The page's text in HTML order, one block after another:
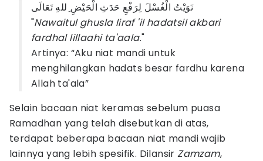
نَوَيْتُ الْغُسْلَ لِرَفْعِ حَدَثِ الْحَيْضِ ِللهِ تَعَالَى
"Nawaitul ghusla liraf 'il hadatsil akbari
fardhal lillaahi ta'aala."
Artinya: “Aku niat mandi untuk
menghilangkan hadats besar fardhu karena
Allah ta'ala”
Selain bacaan niat keramas sebelum puasa
Ramadhan yang telah disebutkan di atas,
terdapat beberapa bacaan niat mandi wajib
lainnya yang lebih spesifik. DilansirZamzam,